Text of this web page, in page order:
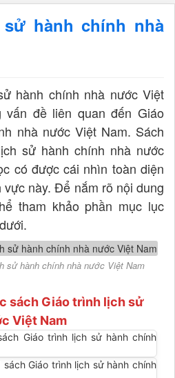
hành chính nhà
hành chính nhà nước Việt
vấn đề liên quan đến Giáo
nhà nước Việt Nam. Sách
sử hành chính nhà nước
có được cái nhìn toàn diện
này. Để nắm rõ nội dung
tham khảo phần mục lục
sử hành chính nhà nước Việt Nam
sách Giáo trình lịch sử
Việt Nam